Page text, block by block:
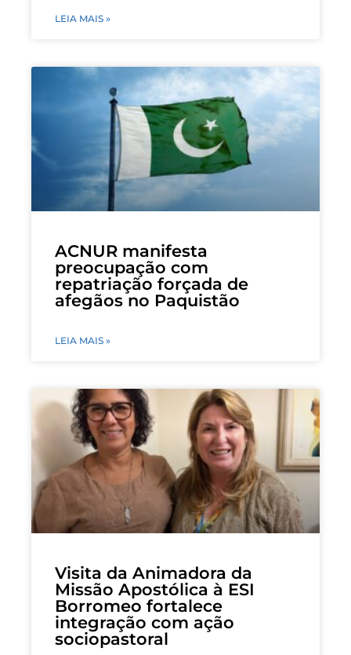
LEIA MAIS »
ACNUR manifesta
preocupação com
repatriação forçada de
afegãos no Paquistão
LEIA MAIS »
Visita da Animadora da
Missão Apostólica à ESI
Borromeo fortalece
integração com ação
sociopastoral